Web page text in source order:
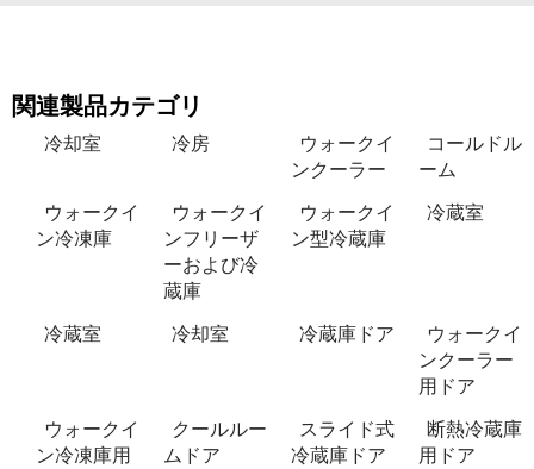
関連製品カテゴリ
冷却室 冷房
ウォークイ
ンクーラー
コールドル
ーム
ウォークイ
ン冷凍庫
ウォークイ
ンフリーザ
ーおよび冷
蔵庫
ウォークイ
ン型冷蔵庫
冷蔵室
冷蔵室 冷却室 冷蔵庫ドア
ウォークイ
ンクーラー
用ドア
ウォークイ
ン冷凍庫用
クールルー
ムドア
スライド式
冷蔵庫ドア
断熱冷蔵庫
用ドア